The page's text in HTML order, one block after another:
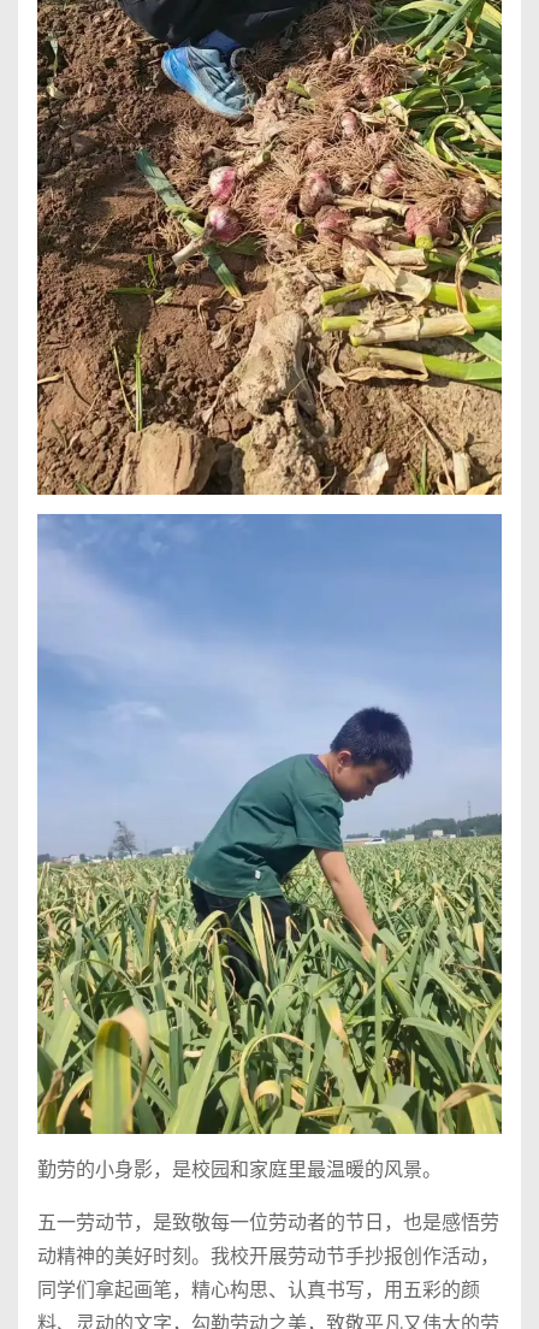
勤劳的小身影，是校园和家庭里最温暖的风景。
五一劳动节，是致敬每一位劳动者的节日，也是感悟劳
动精神的美好时刻。我校开展劳动节手抄报创作活动，
同学们拿起画笔，精心构思、认真书写，用五彩的颜
料、灵动的文字，勾勒劳动之美，致敬平凡又伟大的劳